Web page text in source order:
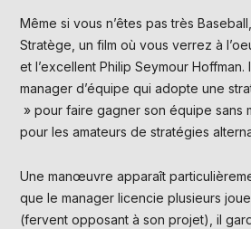
Même si vous n’êtes pas très
Stratège, un film où vous verrez à
et l’excellent Philip Seymour Hoffman.
manager d’équipe qui adopte une
» pour faire gagner son équipe sans
pour les amateurs de stratégies
Une manœuvre apparaît
que le manager licencie plusieurs
(fervent opposant à son projet), il